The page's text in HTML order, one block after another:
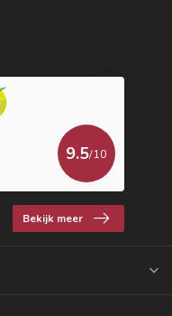
9.5/10
Bekijk meer